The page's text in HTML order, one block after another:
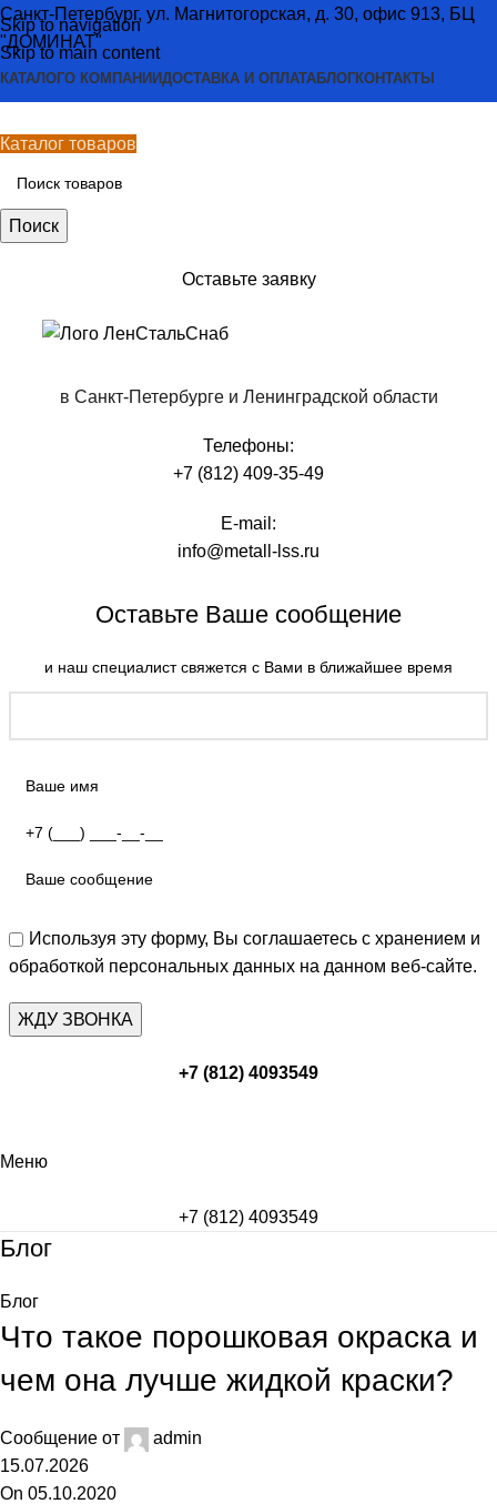
Skip to navigation
Skip to main content
Санкт-Петербург, ул. Магнитогорская, д. 30, офис 913, БЦ
"ДОМИНАТ"
КАТАЛОГО КОМПАНИИДОСТАВКА И ОПЛАТАБЛОГКОНТАКТЫ
Каталог товаров
Поиск
Оставьте заявку
в Санкт-Петербурге и Ленинградской области
Телефоны:
+7 (812) 409-35-49
E-mail:
info@metall-lss.ru
Оставьте Ваше сообщение
и наш специалист свяжется с Вами в ближайшее время
Используя эту форму, Вы соглашаетесь с хранением и
обработкой персональных данных на данном веб-сайте.
+7 (812) 4093549
Меню
+7 (812) 4093549
Блог
Блог
Что такое порошковая окраска и
чем она лучше жидкой краски?
Сообщение от
admin
15.07.2026
On 05.10.2020